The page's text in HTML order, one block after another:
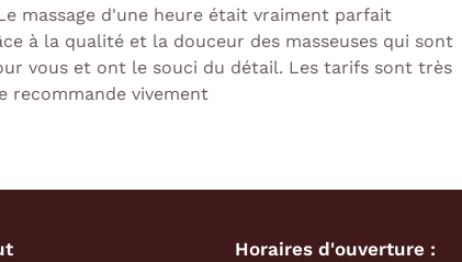
massage d'une heure était vraiment parfait
à la qualité et la douceur des masseuses qui sont
vous et ont le souci du détail. Les tarifs sont très
recommande vivement
Horaires d'ouverture :